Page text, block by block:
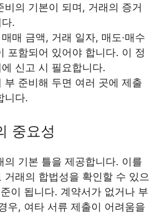
비의 기본이 되며, 거래의 증거
.
매 금액, 거래 일자, 매도·매수
포함되어 있어야 합니다. 이 정
신고 시 필요합니다.
부 준비해 두면 여러 곳에 제출
니다.
중요성
의 기본 틀을 제공합니다. 이를
거래의 합법성을 확인할 수 있으
이 됩니다. 계약서가 없거나 부
우, 여타 서류 제출이 어려움을